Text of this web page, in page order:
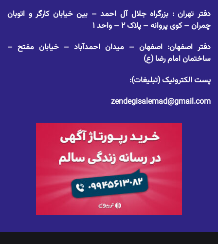
دفتر تهران : بزرگراه جلال آل احمد – بین خیابان کارگر و اتوبان
چمران – کوی پروانه – پلاک ۲ – واحد ۱
دفتر اصفهان: اصفهان – میدان احمدآباد – خیابان مفتح –
ساختمان امام رضا (ع)
پست الکترونیک (تبلیغات):
zendegisalemad@gmail.com